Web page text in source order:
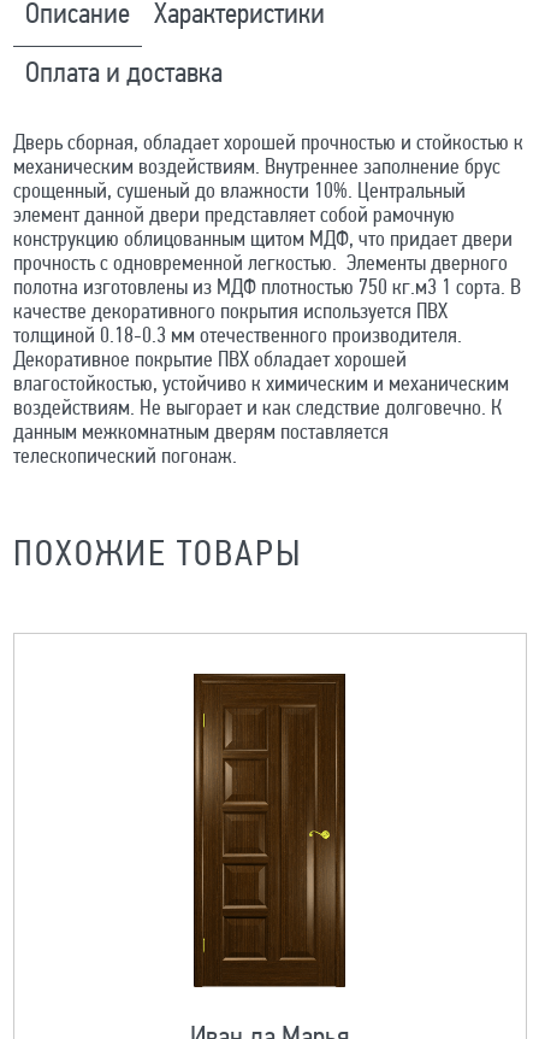
Описание Характеристики
Оплата и доставка
Дверь сборная, обладает хорошей прочностью и стойкостью к
механическим воздействиям. Внутреннее заполнение брус
срощенный, сушеный до влажности 10%. Центральный
элемент данной двери представляет собой рамочную
конструкцию облицованным щитом МДФ, что придает двери
прочность с одновременной легкостью. Элементы дверного
полотна изготовлены из МДФ плотностью 750 кг.м3 1 сорта. В
качестве декоративного покрытия используется ПВХ
толщиной 0.18-0.3 мм отечественного производителя.
Декоративное покрытие ПВХ обладает хорошей
влагостойкостью, устойчиво к химическим и механическим
воздействиям. Не выгорает и как следствие долговечно. К
данным межкомнатным дверям поставляется
телескопический погонаж.
ПОХОЖИЕ ТОВАРЫ